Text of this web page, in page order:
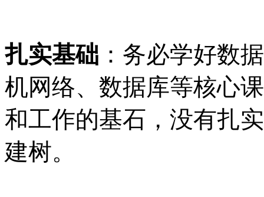
扎实基础 ：务必学好数
机网络、数据库等核心
和工作的基石，没有扎
建树。